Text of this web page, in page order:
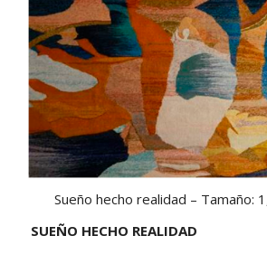
Sueño hecho realidad – Tamaño:
SUEÑO HECHO REALIDAD